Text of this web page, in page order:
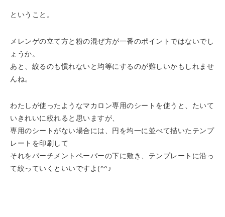
ということ。
メレンゲの立て方と粉の混ぜ方が一番のポイントではないでし
ょうか。
あと、絞るのも慣れないと均等にするのが難しいかもしれませ
んね。
わたしが使ったようなマカロン専用のシートを使うと、たいて
いきれいに絞れると思いますが、
専用のシートがない場合には、円を均一に並べて描いたテンプ
レートを印刷して
それをパーチメントペーパーの下に敷き、テンプレートに沿っ
て絞っていくといいですよ(^^♪